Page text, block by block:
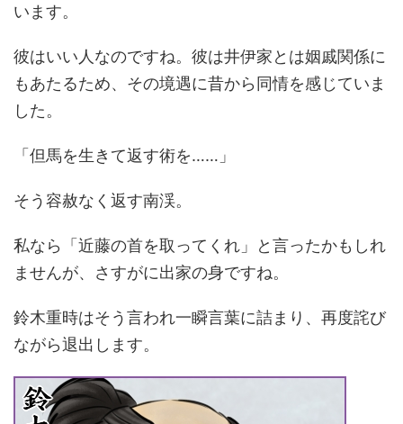
います。
彼はいい人なのですね。彼は井伊家とは姻戚関係に
もあたるため、その境遇に昔から同情を感じていま
した。
「但馬を生きて返す術を……」
そう容赦なく返す南渓。
私なら「近藤の首を取ってくれ」と言ったかもしれ
ませんが、さすがに出家の身ですね。
鈴木重時はそう言われ一瞬言葉に詰まり、再度詫び
ながら退出します。